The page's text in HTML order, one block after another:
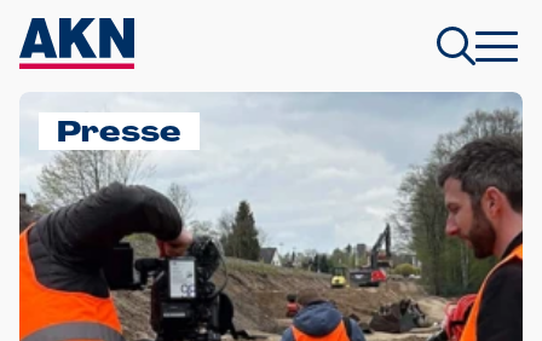
Presse